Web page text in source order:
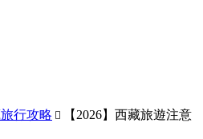
行攻略 
【2026】西藏旅遊注意